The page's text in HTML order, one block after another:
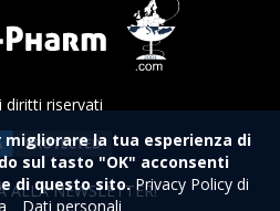
diritti riservati
ALLA NEWSLETTER!
la tua esperienza di
sul tasto "OK" acconsenti
di questo sito.Privacy Policy di
Dati personali